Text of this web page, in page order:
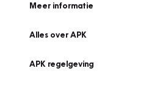
Meer informatie
Alles over APK
APK regelgeving